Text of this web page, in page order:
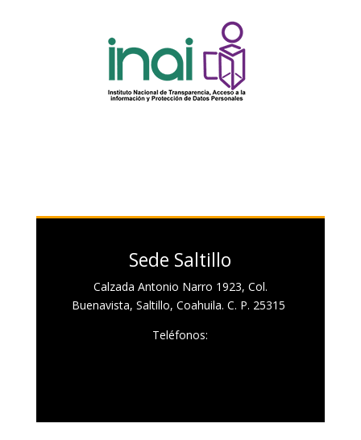
Sede Saltillo
Calzada Antonio Narro 1923, Col.
Buenavista, Saltillo, Coahuila. C. P. 25315
Teléfonos: